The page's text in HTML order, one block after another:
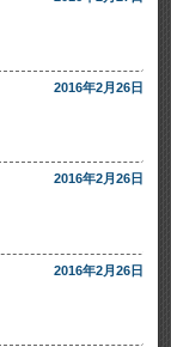
2016年2月26日
2016年2月26日
2016年2月26日